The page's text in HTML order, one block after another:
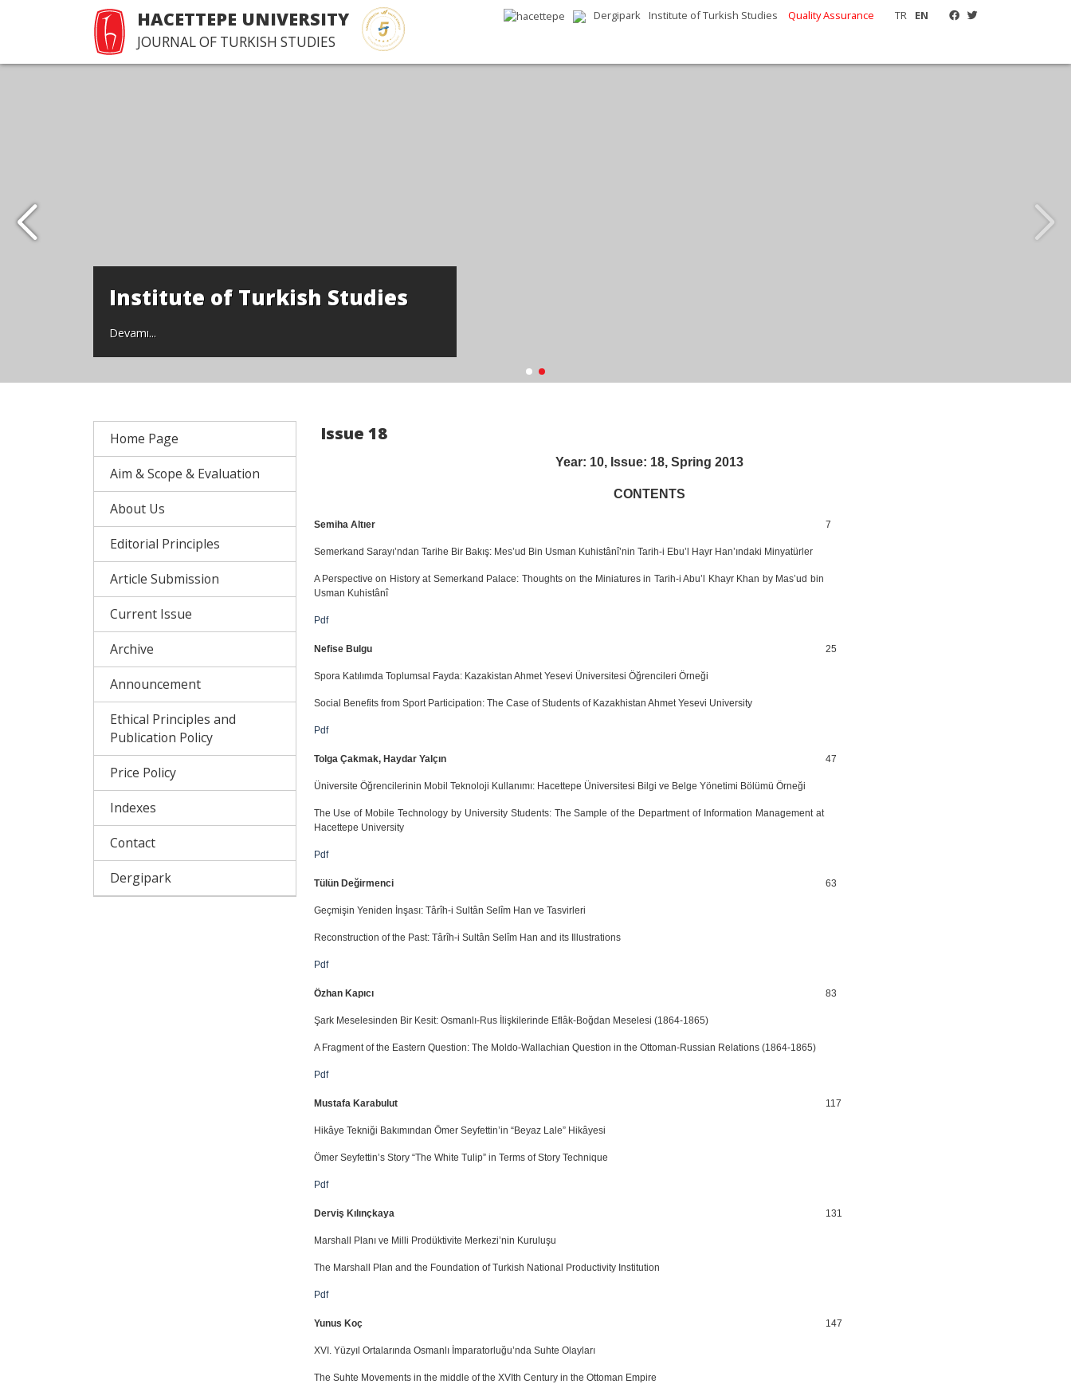
HACETTEPE UNIVERSITY
JOURNAL OF TURKISH STUDIES
TR EN
Dergipark Institute of Turkish Studies Quality Assurance
Institute of Turkish Studies
Devamı...
Home Page
Aim & Scope & Evaluation
About Us
Editorial Principles
Article Submission
Current Issue
Archive
Announcement
Ethical Principles and
Publication Policy
Price Policy
Indexes
Contact
Dergipark
Issue 18
Year: 10, Issue: 18, Spring 2013
CONTENTS
Semiha Altıer
Semerkand Sarayı’ndan Tarihe Bir Bakış: Mes’ud Bin Usman Kuhistânî’nin Tarih-i Ebu’l Hayr Han’ındaki Minyatürler
A Perspective on History at Semerkand Palace: Thoughts on the Miniatures in Tarih-i Abu’l Khayr Khan by Mas’ud bin
Usman Kuhistânî
Pdf
7
Nefise Bulgu
Spora Katılımda Toplumsal Fayda: Kazakistan Ahmet Yesevi Üniversitesi Öğrencileri Örneği
Social Benefits from Sport Participation: The Case of Students of Kazakhistan Ahmet Yesevi University
Pdf
25
Tolga Çakmak, Haydar Yalçın
Üniversite Öğrencilerinin Mobil Teknoloji Kullanımı: Hacettepe Üniversitesi Bilgi ve Belge Yönetimi Bölümü Örneği
The Use of Mobile Technology by University Students: The Sample of the Department of Information Management at
Hacettepe University
Pdf
47
Tülün Değirmenci
Geçmişin Yeniden İnşası: Târîh-i Sultân Selîm Han ve Tasvirleri
Reconstruction of the Past: Târîh-i Sultân Selîm Han and its Illustrations
Pdf
63
Özhan Kapıcı
Şark Meselesinden Bir Kesit: Osmanlı-Rus İlişkilerinde Eflâk-Boğdan Meselesi (1864-1865)
A Fragment of the Eastern Question: The Moldo-Wallachian Question in the Ottoman-Russian Relations (1864-1865)
Pdf
83
Mustafa Karabulut
Hikâye Tekniği Bakımından Ömer Seyfettin’in “Beyaz Lale” Hikâyesi
Ömer Seyfettin’s Story “The White Tulip” in Terms of Story Technique
Pdf
117
Derviş Kılınçkaya
Marshall Planı ve Milli Prodüktivite Merkezi’nin Kuruluşu
The Marshall Plan and the Foundation of Turkish National Productivity Institution
Pdf
131
Yunus Koç
XVI. Yüzyıl Ortalarında Osmanlı İmparatorluğu’nda Suhte Olayları
The Suhte Movements in the middle of the XVIth Century in the Ottoman Empire
147